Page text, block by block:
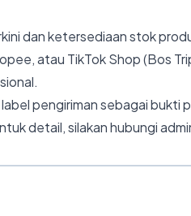
dan ketersediaan stok
atau TikTok Shop (Bos
pengiriman sebagai bukti
detail, silakan hubungi